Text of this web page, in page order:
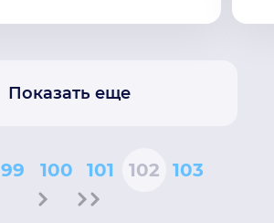
Показать еще
99 100 101 102 103